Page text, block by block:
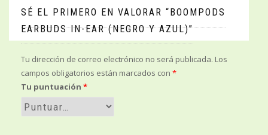
SÉ EL PRIMERO EN VALORAR “BOOMPODS
EARBUDS IN-EAR (NEGRO Y AZUL)”
Tu dirección de correo electrónico no será publicada. Los
campos obligatorios están marcados con *
Tu puntuación *